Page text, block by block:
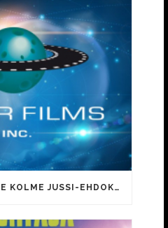
KÄTILÖ-ELOKUVALLE KOLME JUSSI-EHDOKKUUTTA